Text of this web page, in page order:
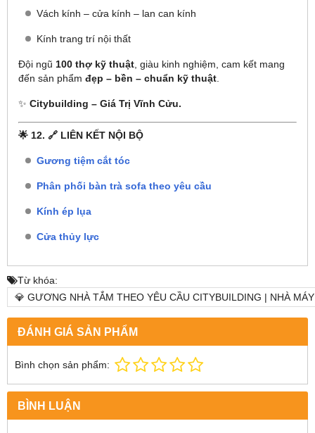
Vách kính – cửa kính – lan can kính
Kính trang trí nội thất
Đội ngũ 100 thợ kỹ thuật , giàu kinh nghiệm, cam kết mang
đến sản phẩm đẹp – bền – chuẩn kỹ thuật
✨ Citybuilding – Giá Trị Vĩnh Cửu.
🌟 12. 🔗 LIÊN KẾT NỘI BỘ
Gương tiệm cắt tóc
Phân phối bàn trà sofa theo yêu cầu
Kính ép lụa
Cửa thủy lực
Từ khóa:
💎 GƯƠNG NHÀ TẮM THEO YÊU CẦU CITYBUILDING | NHÀ
ĐÁNH GIÁ SẢN PHẨM
Bình chọn sản phẩm:
BÌNH LUẬN